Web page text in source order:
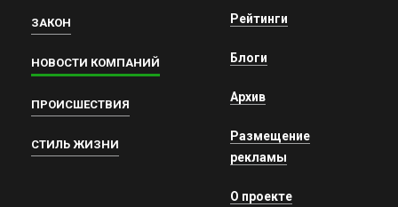
ЗАКОН
НОВОСТИ КОМПАНИЙ
ПРОИСШЕСТВИЯ
СТИЛЬ ЖИЗНИ
Рейтинги
Блоги
Архив
Размещение
рекламы
О проекте